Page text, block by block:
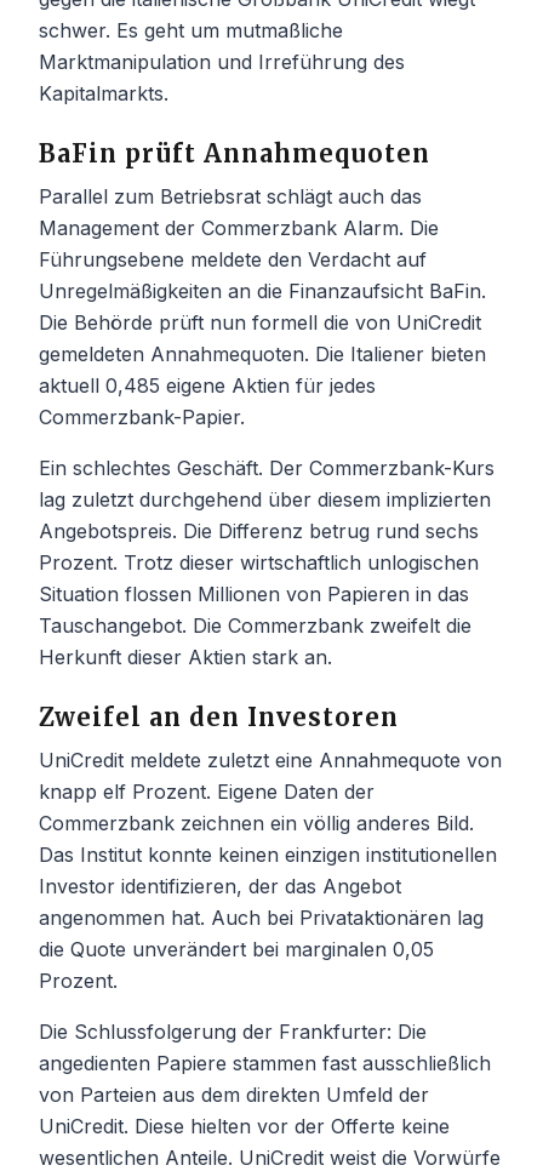
schwer. Es geht um mutmaßliche
Marktmanipulation und Irreführung des
Kapitalmarkts.
BaFin prüft Annahmequoten
Parallel zum Betriebsrat schlägt auch das
Management der Commerzbank Alarm. Die
Führungsebene meldete den Verdacht auf
Unregelmäßigkeiten an die Finanzaufsicht BaFin.
Die Behörde prüft nun formell die von UniCredit
gemeldeten Annahmequoten. Die Italiener bieten
aktuell 0,485 eigene Aktien für jedes
Commerzbank-Papier.
Ein schlechtes Geschäft. Der Commerzbank-Kurs
lag zuletzt durchgehend über diesem implizierten
Angebotspreis. Die Differenz betrug rund sechs
Prozent. Trotz dieser wirtschaftlich unlogischen
Situation flossen Millionen von Papieren in das
Tauschangebot. Die Commerzbank zweifelt die
Herkunft dieser Aktien stark an.
Zweifel an den Investoren
UniCredit meldete zuletzt eine Annahmequote von
knapp elf Prozent. Eigene Daten der
Commerzbank zeichnen ein völlig anderes Bild.
Das Institut konnte keinen einzigen institutionellen
Investor identifizieren, der das Angebot
angenommen hat. Auch bei Privataktionären lag
die Quote unverändert bei marginalen 0,05
Prozent.
Die Schlussfolgerung der Frankfurter: Die
angedienten Papiere stammen fast ausschließlich
von Parteien aus dem direkten Umfeld der
UniCredit. Diese hielten vor der Offerte keine
wesentlichen Anteile. UniCredit weist die Vorwürfe